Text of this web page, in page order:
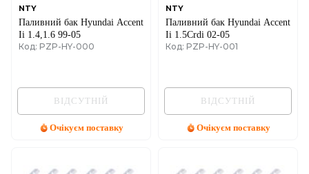
NTY
Паливний бак Hyundai Accent
Ii 1.4,1.6 99-05
Код: PZP-HY-000
ВІДСУТНІЙ
Очікуєм поставку
NTY
Паливний бак Hyundai Accent
Ii 1.5Crdi 02-05
Код: PZP-HY-001
ВІДСУТНІЙ
Очікуєм поставку